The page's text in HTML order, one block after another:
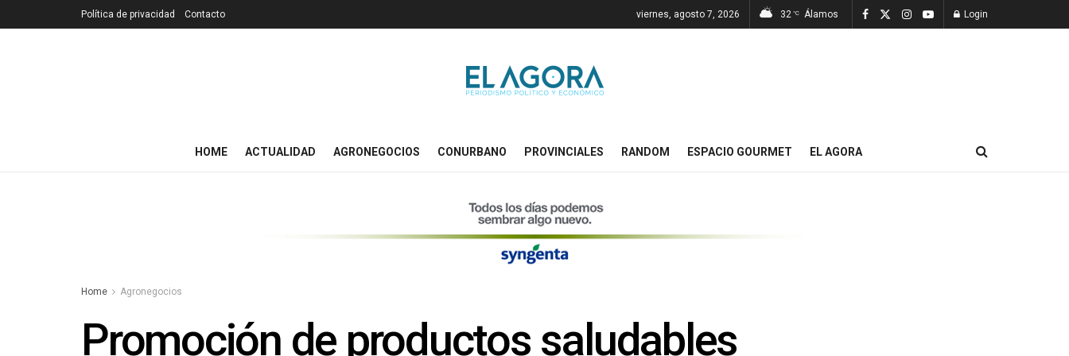
Política de privacidad Contacto viernes, agosto 7, 2026 32 °C Álamos Login
HOME ACTUALIDAD AGRONEGOCIOS CONURBANO PROVINCIALES RANDOM ESPACIO GOURMET EL AGORA
Home Agronegocios
Promoción de productos saludables